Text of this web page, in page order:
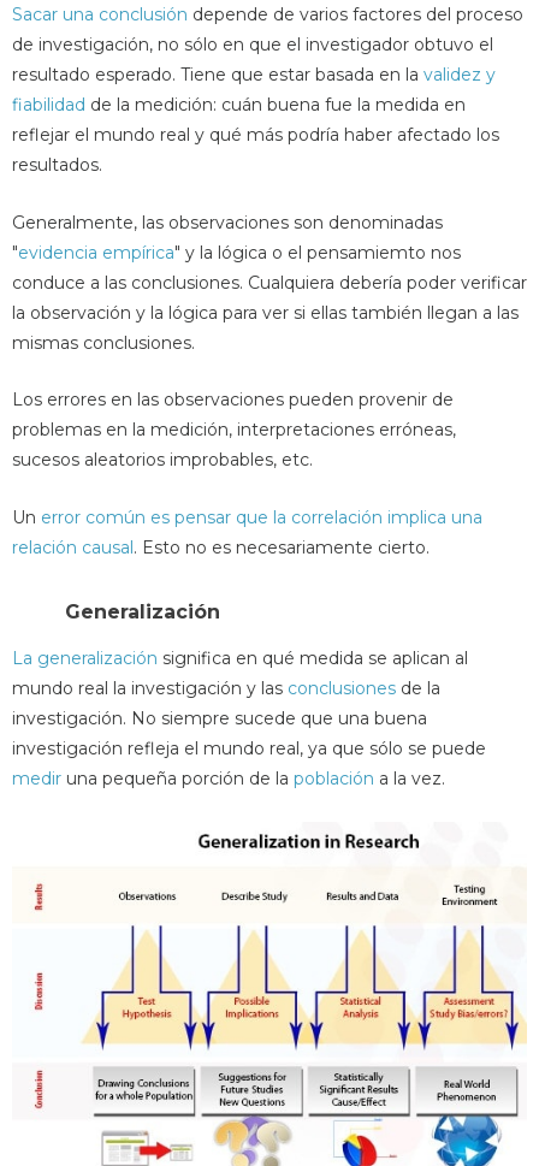
Sacar una conclusión depende de varios factores del proceso
de investigación, no sólo en que el investigador obtuvo el
resultado esperado. Tiene que estar basada en la validez y
fiabilidad de la medición: cuán buena fue la medida en
reflejar el mundo real y qué más podría haber afectado los
resultados.
Generalmente, las observaciones son denominadas
"evidencia empírica" y la lógica o el pensamiemto nos
conduce a las conclusiones. Cualquiera debería poder verificar
la observación y la lógica para ver si ellas también llegan a las
mismas conclusiones.
Los errores en las observaciones pueden provenir de
problemas en la medición, interpretaciones erróneas,
sucesos aleatorios improbables, etc.
Un error común es pensar que la correlación implica una
relación causal. Esto no es necesariamente cierto.
Generalización
La generalización significa en qué medida se aplican al
mundo real la investigación y las conclusiones de la
investigación. No siempre sucede que una buena
investigación refleja el mundo real, ya que sólo se puede
medir una pequeña porción de la población a la vez.